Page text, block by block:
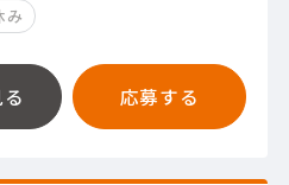
み
応募する